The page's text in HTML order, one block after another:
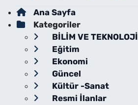
Ana Sayfa
Kategoriler
BİLİM VE TEKNOLOJİ
Eğitim
Ekonomi
Güncel
Kültür -Sanat
Resmi İlanlar